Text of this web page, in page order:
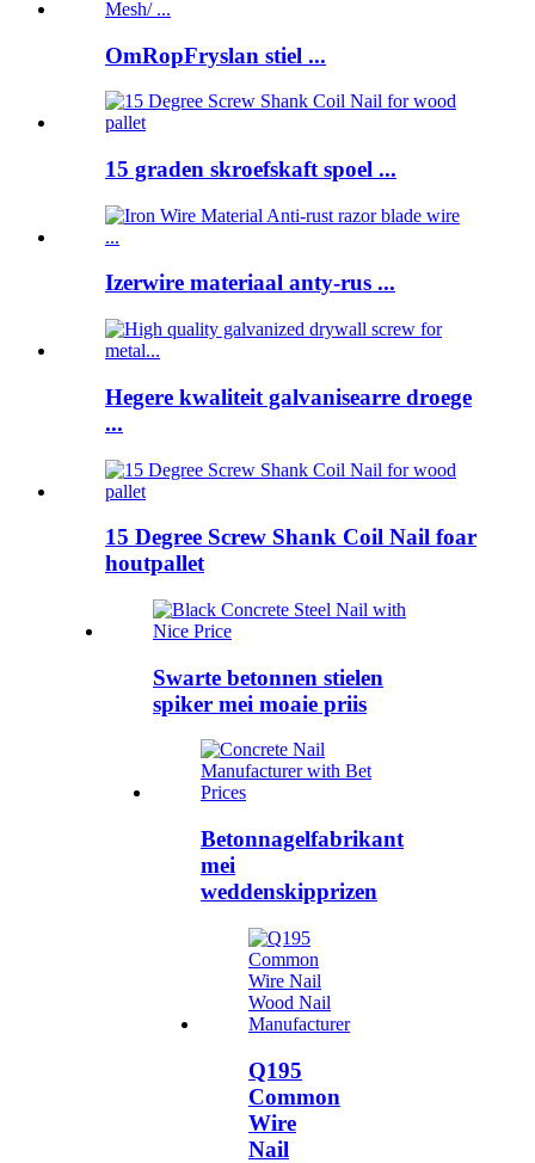
OmRopFryslan stiel ...
15 graden skroefskaft spoel ...
Izerwire materiaal anty-rus ...
Hegere kwaliteit galvanisearre droege
...
15 Degree Screw Shank Coil Nail foar
houtpallet
Swarte betonnen stielen
spiker mei moaie priis
Betonnagelfabrikant
mei
weddenskipprizen
Q195
Common
Wire
Nail